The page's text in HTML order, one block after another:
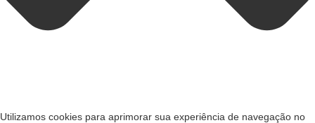
Utilizamos cookies para aprimorar sua experiência de navegação no